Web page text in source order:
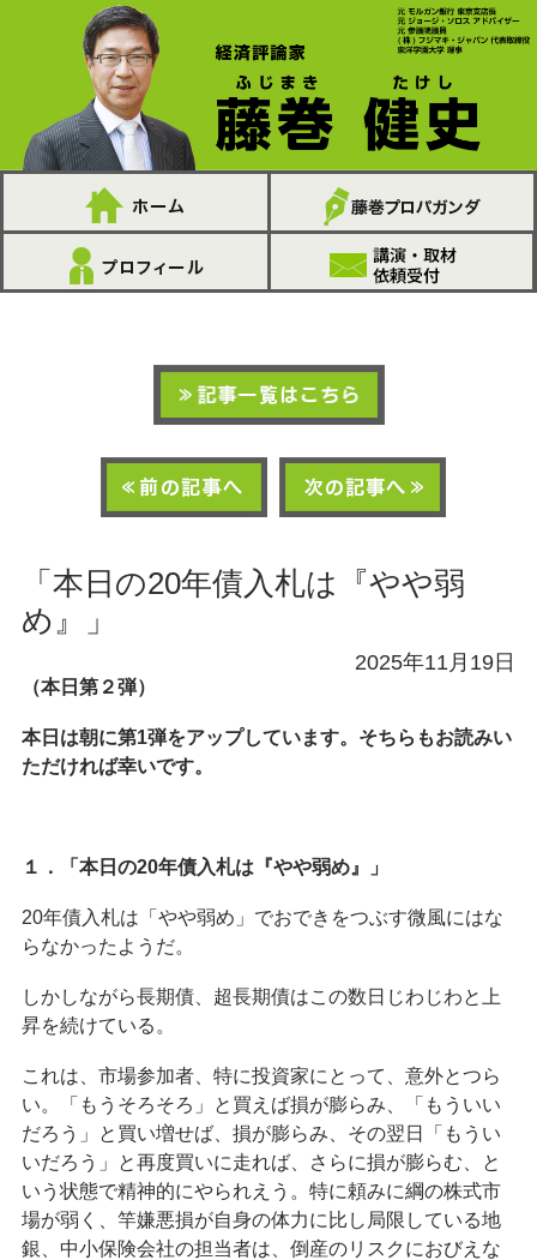
「本日の20年債入札は『やや弱
め』」
2025年11月19日
（本日第２弾）
本日は朝に第1弾をアップしています。そちらもお読みい
ただければ幸いです。
１．「本日の20年債入札は『やや弱め』」
20年債入札は「やや弱め」でおできをつぶす微風にはな
らなかったようだ。
しかしながら長期債、超長期債はこの数日じわじわと上
昇を続けている。
これは、市場参加者、特に投資家にとって、意外とつら
い。「もうそろそろ」と買えば損が膨らみ、「もういい
だろう」と買い増せば、損が膨らみ、その翌日「もうい
いだろう」と再度買いに走れば、さらに損が膨らむ、と
いう状態で精神的にやられえう。特に頼みに綱の株式市
場が弱く、竿嫌悪損が自身の体力に比し局限している地
銀、中小保険会社の担当者は、倒産のリスクにおびえな